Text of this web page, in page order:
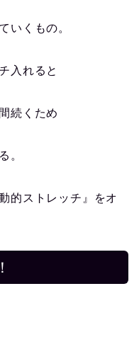
いくもの。
入れると
続くため
。
的ストレッチ』をオ